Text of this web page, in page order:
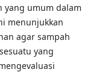
yang umum dalam
menunjukkan
agar sampah
yang